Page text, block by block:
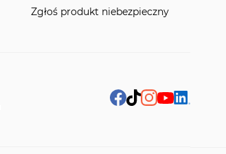
Zgłoś produkt niebezpieczny